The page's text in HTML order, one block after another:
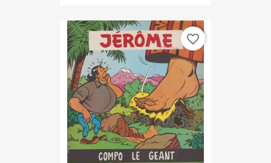
favorite_border